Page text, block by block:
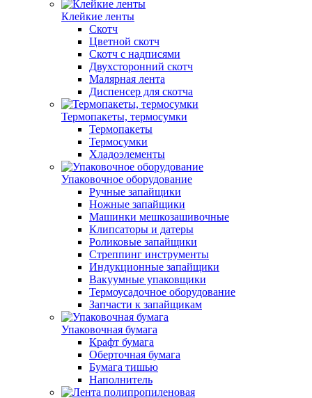
Клейкие ленты
Скотч
Цветной скотч
Скотч с надписями
Двухсторонний скотч
Малярная лента
Диспенсер для скотча
Термопакеты, термосумки
Термопакеты
Термосумки
Хладоэлементы
Упаковочное оборудование
Ручные запайщики
Ножные запайщики
Машинки мешкозашивочные
Клипсаторы и датеры
Роликовые запайщики
Стреппинг инструменты
Индукционные запайщики
Вакуумные упаковщики
Термоусадочное оборудование
Запчасти к запайщикам
Упаковочная бумага
Крафт бумага
Оберточная бумага
Бумага тишью
Наполнитель